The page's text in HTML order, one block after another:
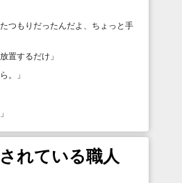
つもりだったんだよ、ちょっと手
置するだけ 」
。
」
」
れている職人